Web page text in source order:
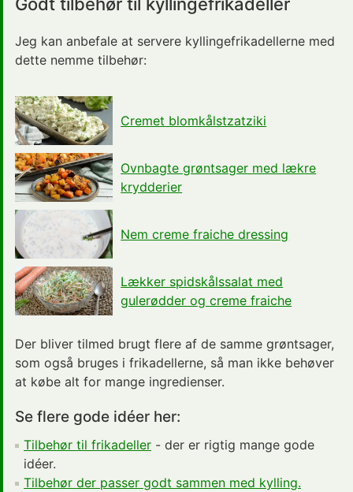
Jeg kan anbefale at servere kyllingefrikadellerne med
dette nemme tilbehør:
Cremet blomkålstzatziki
Ovnbagte grøntsager med lækre
krydderier
Nem creme fraiche dressing
Lækker spidskålssalat med
gulerødder og creme fraiche
Der bliver tilmed brugt flere af de samme grøntsager,
som også bruges i frikadellerne, så man ikke behøver
at købe alt for mange ingredienser.
Se flere gode idéer her:
Tilbehør til frikadeller - der er rigtig mange gode
idéer.
Tilbehør der passer godt sammen med kylling.